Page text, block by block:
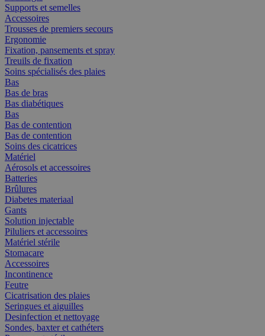
Supports et semelles
Accessoires
Trousses de premiers secours
Ergonomie
Fixation, pansements et spray
Treuils de fixation
Soins spécialisés des plaies
Bas
Bas de bras
Bas diabétiques
Bas
Bas de contention
Bas de contention
Soins des cicatrices
Matériel
Aérosols et accessoires
Batteries
Brûlures
Diabetes materiaal
Gants
Solution injectable
Piluliers et accessoires
Matériel stérile
Stomacare
Accessoires
Incontinence
Feutre
Cicatrisation des plaies
Seringues et aiguilles
Desinfection et nettoyage
Sondes, baxter et cathéters